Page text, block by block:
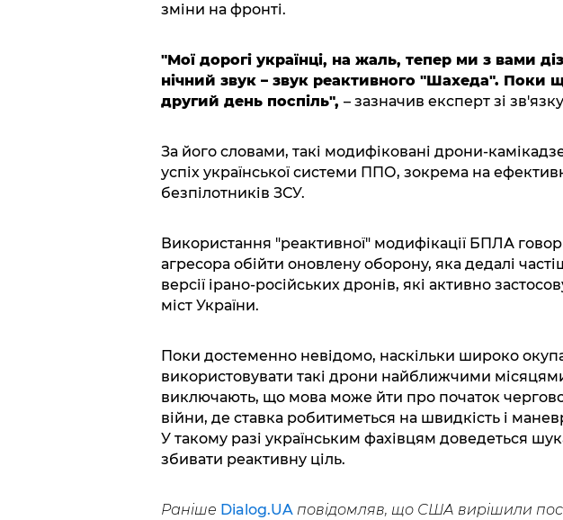
зміни на фронті.
"Мої дорогі українці, на жаль, тепер ми з вами
нічний звук – звук реактивного "Шахеда". Поки
другий день поспіль", – зазначив експерт зі
За його словами, такі модифіковані дрони-
успіх української системи ППО, зокрема на
безпілотників ЗСУ.
Використання "реактивної" модифікації БПЛА
агресора обійти оновлену оборону, яка дедалі
версії ірано-російських дронів, які активно
міст України.
Поки достеменно невідомо, наскільки широко
використовувати такі дрони найближчими
виключають, що мова може йти про початок
війни, де ставка робитиметься на швидкість і
У такому разі українським фахівцям доведеться
збивати реактивну ціль.
Раніше Dialog.UA повідомляв, що США вирішили